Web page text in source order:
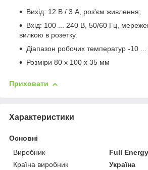
Вихід: 12 В / 3 A, роз'єм живлення;
Вхід: 100 ... 240 В, 50/60 Гц,
вилкою в розетку.
Діапазон робочих температур -10 ...
Розміри 80 х 100 х 35 мм
Приховати
Характеристики
Основні
Виробник
Full Energy
Країна виробник
Україна